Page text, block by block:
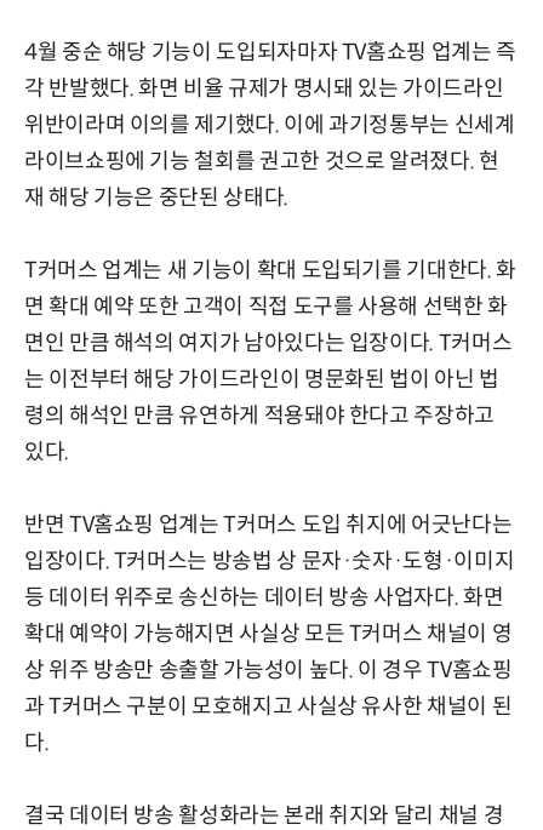
4월 중순 해당 기능이 도입되자마자 TV홈쇼핑 업계는 즉
각 반발했다. 화면 비율 규제가 명시돼 있는 가이드라인
위반이라며 이의를 제기했다. 이에 과기정통부는 신세계
라이브쇼핑에 기능 철회를 권고한 것으로 알려졌다. 현
재 해당 기능은 중단된 상태다.
T커머스 업계는 새 기능이 확대 도입되기를 기대한다. 화
면 확대 예약 또한 고객이 직접 도구를 사용해 선택한 화
면인 만큼 해석의 여지가 남아있다는 입장이다. T커머스
는 이전부터 해당 가이드라인이 명문화된 법이 아닌 법
령의 해석인 만큼 유연하게 적용돼야 한다고 주장하고
있다.
반면 TV홈쇼핑 업계는 T커머스 도입 취지에 어긋난다는
입장이다. T커머스는 방송법 상 문자·숫자·도형·이미지
등 데이터 위주로 송신하는 데이터 방송 사업자다. 화면
확대 예약이 가능해지면 사실상 모든 T커머스 채널이 영
상 위주 방송만 송출할 가능성이 높다. 이 경우 TV홈쇼핑
과 T커머스 구분이 모호해지고 사실상 유사한 채널이 된
다.
결국 데이터 방송 활성화라는 본래 취지와 달리 채널 경